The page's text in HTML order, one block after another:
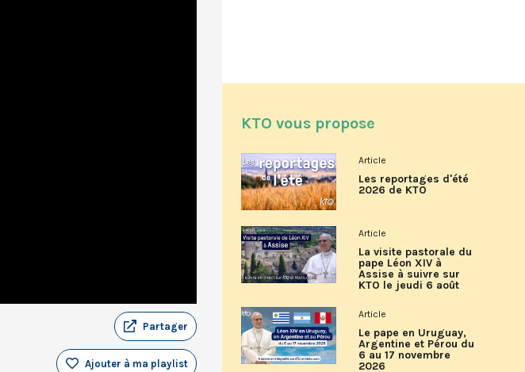
Partager
Ajouter à ma playlist
KTO vous propose
Article
Les reportages d'été
2026 de KTO
Article
La visite pastorale du
pape Léon XIV à
Assise à suivre sur
KTO le jeudi 6 août
Article
Le pape en Uruguay,
Argentine et Pérou du
6 au 17 novembre
2026